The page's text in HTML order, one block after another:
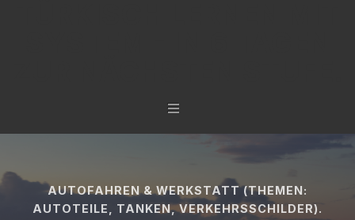
AUTOFAHREN & WERKSTATT (THEMEN:
AUTOTEILE, TANKEN, VERKEHRSSCHILDER).